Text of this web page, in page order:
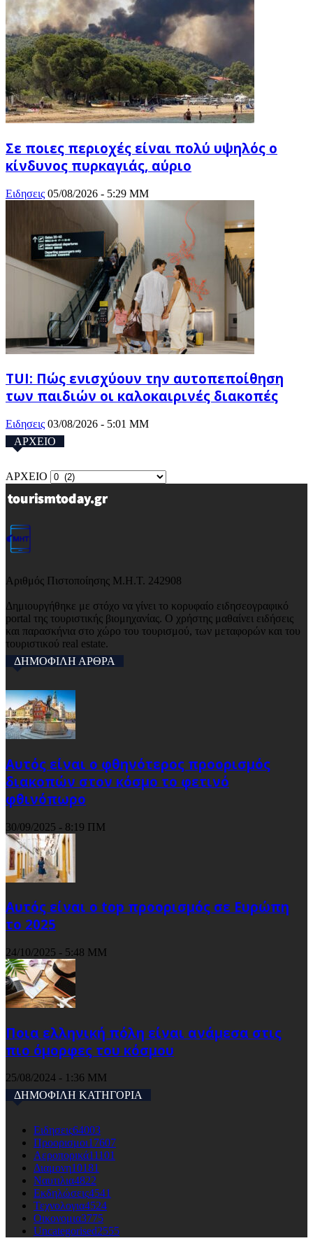
Σε ποιες περιοχές είναι πολύ υψηλός o
κίνδυνος πυρκαγιάς, αύριο
Ειδησεις 05/08/2026 - 5:29 ΜΜ
TUI: Πώς ενισχύουν την αυτοπεποίθηση
των παιδιών οι καλοκαιρινές διακοπές
Ειδησεις 03/08/2026 - 5:01 ΜΜ
ΑΡΧΕΙΟ
ΑΡΧΕΙΟ
Αριθμός Πιστοποίησης Μ.Η.Τ. 242908
Δημιουργήθηκε με στόχο να γίνει το κορυφαίο ειδησεογραφικό
portal της τουριστικής βιομηχανίας. Ο χρήστης μαθαίνει ειδήσεις
και παρασκήνια στο χώρο του τουρισμού, των μεταφορών και του
τουριστικού real estate.
ΔΗΜΟΦΙΛΗ ΑΡΘΡΑ
Αυτός είναι ο φθηνότερος προορισμός
διακοπών στον κόσμο το φετινό
φθινόπωρο
30/09/2025 - 8:19 ΠΜ
Αυτός είναι ο top προορισμός σε Ευρώπη
το 2025
24/10/2025 - 5:48 ΜΜ
Ποια ελληνική πόλη είναι ανάμεσα στις
πιο όμορφες του κόσμου
25/08/2024 - 1:36 ΜΜ
ΔΗΜΟΦΙΛΗ ΚΑΤΗΓΟΡΙΑ
Ειδησεις64003
Προορισμοι17607
Αεροπορικά11101
Διαμονη10181
Ναυτιλια4822
Εκδηλώσεις4541
Τεχνολογια4524
Οικονομια3775
Uncategorised2555